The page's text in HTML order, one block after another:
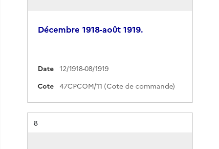
Décembre 1918-août 1919.
Date
12/1918-08/1919
Cote
47CPCOM/11 (Cote de commande)
Résultat n°
8